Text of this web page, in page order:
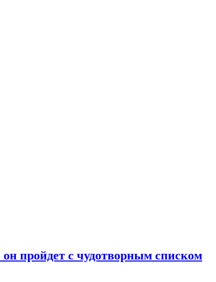
он пройдет с чудотворным списком